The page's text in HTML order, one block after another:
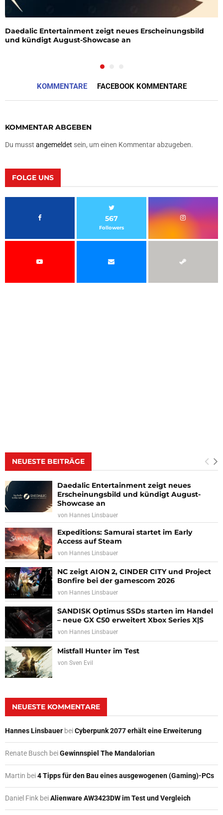
Daedalic Entertainment zeigt neues Erscheinungsbild
und kündigt August-Showcase an
KOMMENTARE FACEBOOK KOMMENTARE
KOMMENTAR ABGEBEN
Du musst angemeldet sein, um einen Kommentar abzugeben.
FOLGE UNS
567
Followers
NEUESTE BEITRÄGE
Daedalic Entertainment zeigt neues
Erscheinungsbild und kündigt August-
Showcase an
von Hannes Linsbauer
Expeditions: Samurai startet im Early
Access auf Steam
von Hannes Linsbauer
NC zeigt AION 2, CINDER CITY und Project
Bonfire bei der gamescom 2026
von Hannes Linsbauer
SANDISK Optimus SSDs starten im Handel
– neue GX C50 erweitert Xbox Series X|S
von Hannes Linsbauer
Mistfall Hunter im Test
von Sven Evil
NEUESTE KOMMENTARE
Hannes Linsbauer beiCyberpunk 2077 erhält eine Erweiterung
Renate Busch beiGewinnspiel The Mandalorian
Martin bei4 Tipps für den Bau eines ausgewogenen (Gaming)-PCs
Daniel Fink beiAlienware AW3423DW im Test und Vergleich